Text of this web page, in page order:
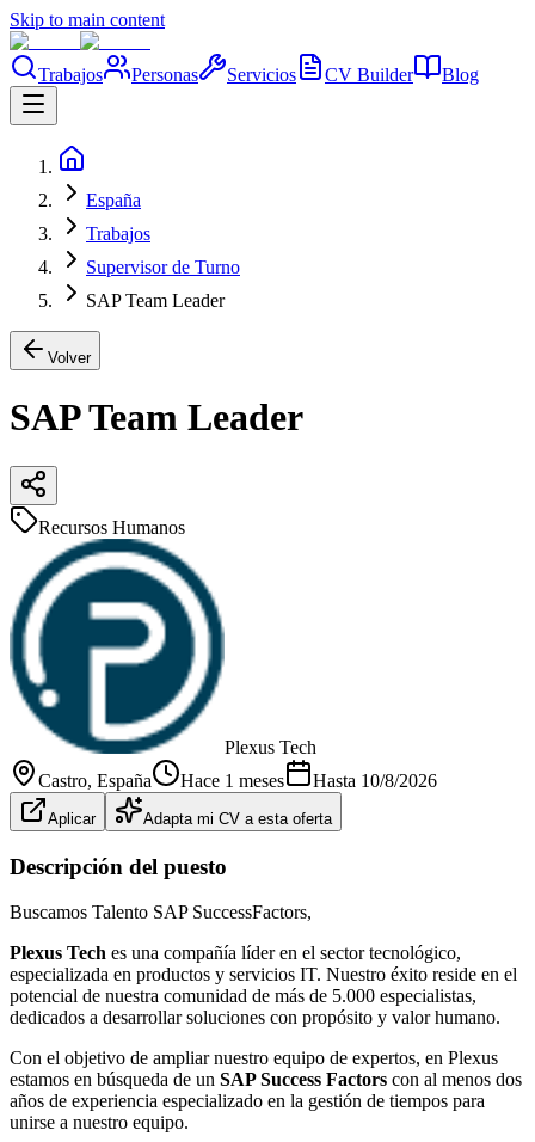
Skip to main content
Trabajos Personas Servicios CV Builder Blog
España
Trabajos
Supervisor de Turno
SAP Team Leader
Volver
SAP Team Leader
Recursos Humanos
Plexus Tech
Castro, España Hace 1 meses Hasta 10/8/2026
Aplicar Adapta mi CV a esta oferta
Descripción del puesto
Buscamos Talento SAP SuccessFactors,
Plexus Tech es una compañía líder en el sector tecnológico,
especializada en productos y servicios IT. Nuestro éxito reside en el
potencial de nuestra comunidad de más de 5.000 especialistas,
dedicados a desarrollar soluciones con propósito y valor humano.
Con el objetivo de ampliar nuestro equipo de expertos, en Plexus
estamos en búsqueda de un SAP Success Factors con al menos dos
años de experiencia especializado en la gestión de tiempos para
unirse a nuestro equipo.